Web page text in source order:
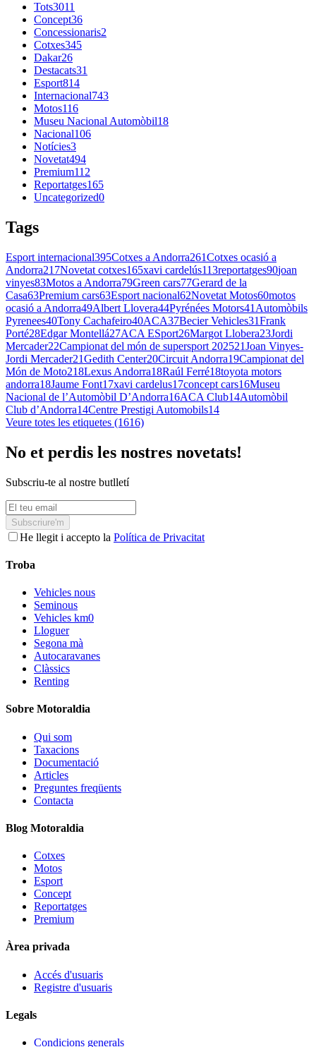
Tots3011
Concept36
Concessionaris2
Cotxes345
Dakar26
Destacats31
Esport814
Internacional743
Motos116
Museu Nacional Automòbil18
Nacional106
Notícies3
Novetat494
Premium112
Reportatges165
Uncategorized0
Tags
Esport internacional395Cotxes a Andorra261Cotxes ocasió a
Andorra217Novetat cotxes165xavi cardelús113reportatges90joan
vinyes83Motos a Andorra79Green cars77Gerard de la
Casa63Premium cars63Esport nacional62Novetat Motos60motos
ocasió a Andorra49Albert Llovera44Pyrénées Motors41 Automòbils
Pyrenees40Tony Cachafeiro40ACA37Becier Vehicles31Frank
Porté28Edgar Montellá27ACA ESport26Margot Llobera23Jordi
Mercader22Campionat del món de supersport 202521Joan Vinyes-
Jordi Mercader21Gedith Center20Circuit Andorra19Campionat del
Món de Moto218Lexus Andorra18Raúl Ferré18toyota motors
andorra18Jaume Font17xavi cardelus17concept cars16Museu
Nacional de l’Automòbil D’Andorra16ACA Club14Automòbil
Club d’Andorra14Centre Prestigi Automobils14
Veure totes les etiquetes (1616)
No et perdis les nostres novetats!
Subscriu-te al nostre butlletí
Subscriure'm
He llegit i accepto la Política de Privacitat
Troba
Vehicles nous
Seminous
Vehicles km0
Lloguer
Segona mà
Autocaravanes
Clàssics
Renting
Sobre Motoraldia
Qui som
Taxacions
Documentació
Articles
Preguntes freqüents
Contacta
Blog Motoraldia
Cotxes
Motos
Esport
Concept
Reportatges
Premium
Àrea privada
Accés d'usuaris
Registre d'usuaris
Legals
Condicions generals